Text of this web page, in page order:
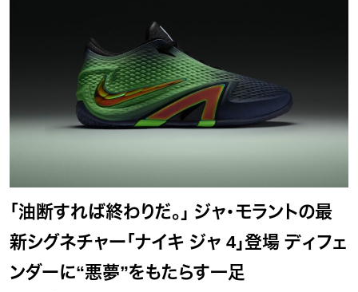
「油断すれば終わりだ。」 ジャ・モラントの最
新シグネチャー「ナイキ ジャ 4」登場 ディフェ
ンダーに“悪夢”をもたらす一足